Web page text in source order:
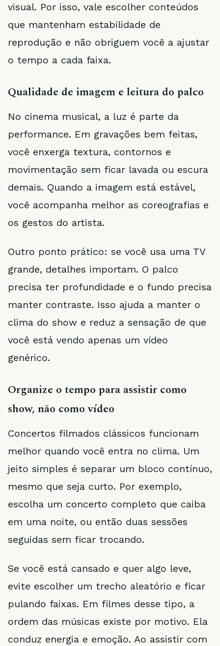
visual. Por isso, vale escolher conteúdos
que mantenham estabilidade de
reprodução e não obriguem você a ajustar
o tempo a cada faixa.
Qualidade de imagem e leitura do palco
No cinema musical, a luz é parte da
performance. Em gravações bem feitas,
você enxerga textura, contornos e
movimentação sem ficar lavada ou escura
demais. Quando a imagem está estável,
você acompanha melhor as coreografias e
os gestos do artista.
Outro ponto prático: se você usa uma TV
grande, detalhes importam. O palco
precisa ter profundidade e o fundo precisa
manter contraste. Isso ajuda a manter o
clima do show e reduz a sensação de que
você está vendo apenas um vídeo
genérico.
Organize o tempo para assistir como
show, não como vídeo
Concertos filmados clássicos funcionam
melhor quando você entra no clima. Um
jeito simples é separar um bloco contínuo,
mesmo que seja curto. Por exemplo,
escolha um concerto completo que caiba
em uma noite, ou então duas sessões
seguidas sem ficar trocando.
Se você está cansado e quer algo leve,
evite escolher um trecho aleatório e ficar
pulando faixas. Em filmes desse tipo, a
ordem das músicas existe por motivo. Ela
conduz energia e emoção. Ao assistir com